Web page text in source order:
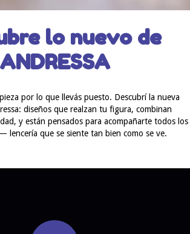
lo nuevo de
ANDRESSA
por lo que llevás puesto. Descubrí la nueva
diseños que realzan tu figura, combinan
y están pensados para acompañarte todos los
lencería que se siente tan bien como se ve.